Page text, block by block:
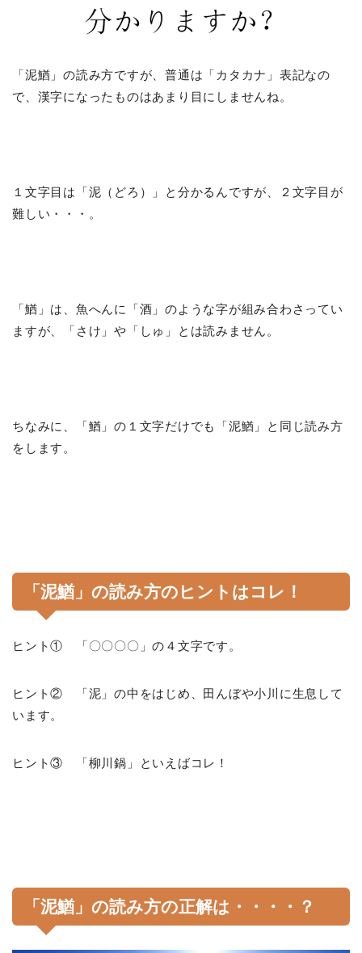
「泥鰌」の読み方ですが、普通は「カタカナ」表記なの
で、漢字になったものはあまり目にしませんね。
１文字目は「泥（どろ）」と分かるんですが、２文字目が
難しい・・・。
「鰌」は、魚へんに「酒」のような字が組み合わさってい
ますが、「さけ」や「しゅ」とは読みません。
ちなみに、「鰌」の１文字だけでも「泥鰌」と同じ読み方
をします。
「泥鰌」の読み方のヒントはコレ！
ヒント① 「〇〇〇〇」の４文字です。
ヒント② 「泥」の中をはじめ、田んぼや小川に生息して
います。
ヒント③ 「柳川鍋」といえばコレ！
「泥鰌」の読み方の正解は・・・・？